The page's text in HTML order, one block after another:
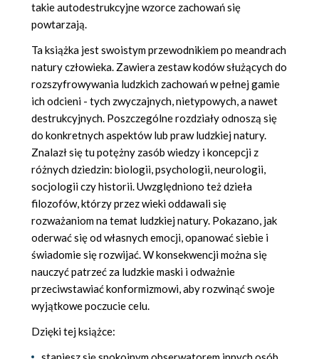
takie autodestrukcyjne wzorce zachowań się
powtarzają.
Ta książka jest swoistym przewodnikiem po meandrach
natury człowieka. Zawiera zestaw kodów służących do
rozszyfrowywania ludzkich zachowań w pełnej gamie
ich odcieni - tych zwyczajnych, nietypowych, a nawet
destrukcyjnych. Poszczególne rozdziały odnoszą się
do konkretnych aspektów lub praw ludzkiej natury.
Znalazł się tu potężny zasób wiedzy i koncepcji z
różnych dziedzin: biologii, psychologii, neurologii,
socjologii czy historii. Uwzględniono też dzieła
filozofów, którzy przez wieki oddawali się
rozważaniom na temat ludzkiej natury. Pokazano, jak
oderwać się od własnych emocji, opanować siebie i
świadomie się rozwijać. W konsekwencji można się
nauczyć patrzeć za ludzkie maski i odważnie
przeciwstawiać konformizmowi, aby rozwinąć swoje
wyjątkowe poczucie celu.
Dzięki tej książce: